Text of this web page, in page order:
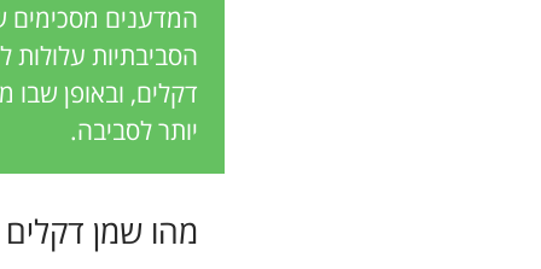
המדענים
הסביבתיות עלולות
דקלים, ובאופן שבו
יותר לסביבה.
מהו שמן דקלים